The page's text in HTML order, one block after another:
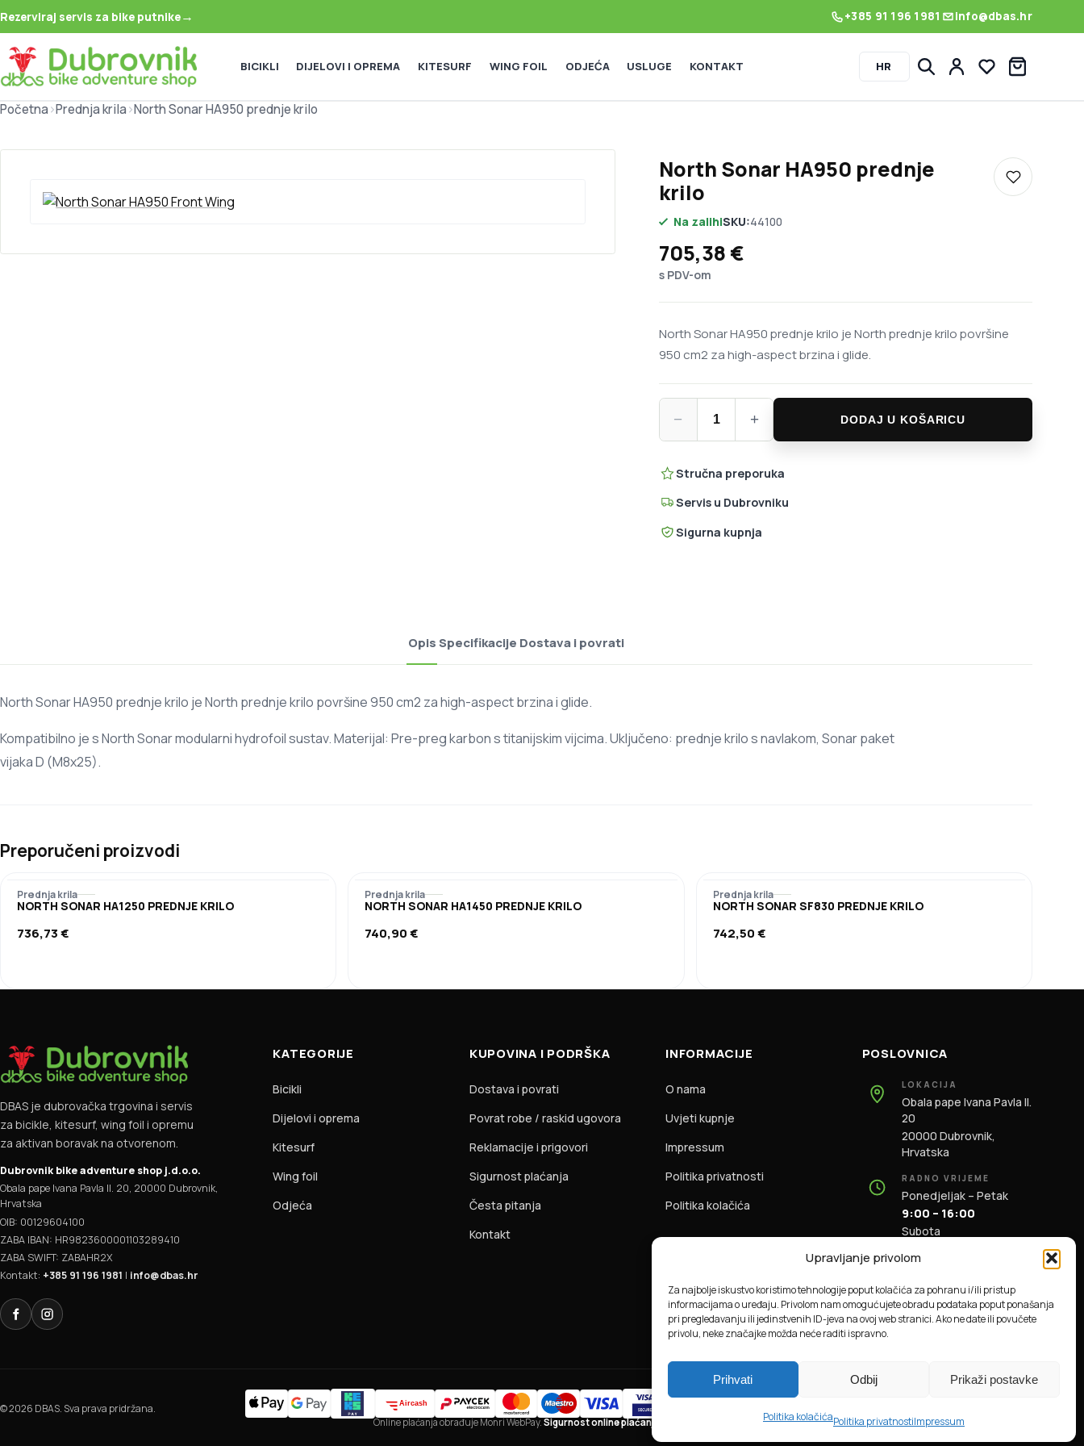
Upravljanje privolom
Za najbolje iskustvo koristimo tehnologije poput kolačića za pohranu i/ili pristup
informacijama o uređaju. Privolom nam omogućujete obradu podataka poput ponašanja
pri pregledavanju ili jedinstvenih ID-jeva na ovoj web stranici. Ako ne date ili povučete
privolu, neke značajke možda neće raditi ispravno.
Prihvati Odbij Prikaži postavke
Politika kolačićaPolitika privatnostiImpressum
Rezerviraj servis za bike putnike→ +385 91 196 1981 info@dbas.hr
HR Lista želja
BICIKLI DIJELOVI I OPREMA KITESURF WING FOIL ODJEĆA USLUGE KONTAKT
Početna>Prednja krila>North Sonar HA950 prednje krilo
North Sonar HA950 prednje
krilo
Dodaj u
Na zalihiSKU:44100
705,38 €
s PDV-om
North Sonar HA950 prednje krilo je North prednje krilo površine
950 cm2 za high-aspect brzina i glide.
−
North Sonar HA950 prednje krilo količina
+ DODAJ U KOŠARICU
Stručna preporuka
Servis u Dubrovniku
Sigurna kupnja
OpisSpecifikacije Dostava i povrati
North Sonar HA950 prednje krilo je North prednje krilo površine 950 cm2 za high-aspect brzina i glide.
Kompatibilno je s North Sonar modularni hydrofoil sustav. Materijal: Pre-preg karbon s titanijskim vijcima. Uključeno: prednje krilo s navlakom, Sonar paket
vijaka D (M8x25).
Preporučeni proizvodi
Prednja krila
NORTH SONAR HA1250 PREDNJE KRILO
736,73€
Prednja krila
NORTH SONAR HA1450 PREDNJE KRILO
740,90€
Prednja krila
NORTH SONAR SF830 PREDNJE KRILO
742,50€
DBAS je dubrovačka trgovina i servis
za bicikle, kitesurf, wing foil i opremu
za aktivan boravak na otvorenom.
Dubrovnik bike adventure shop j.d.o.o.
Obala pape Ivana Pavla II. 20, 20000 Dubrovnik,
Hrvatska
OIB: 00129604100
ZABA IBAN: HR9823600001103289410
ZABA SWIFT: ZABAHR2X
Kontakt: +385 91 196 1981 | info@dbas.hr
FacebookInstagram
KATEGORIJE
Bicikli
Dijelovi i oprema
Kitesurf
Wing foil
Odjeća
KUPOVINA I PODRŠKA
Dostava i povrati
Povrat robe / raskid ugovora
Reklamacije i prigovori
Sigurnost plaćanja
Česta pitanja
Kontakt
INFORMACIJE
O nama
Uvjeti kupnje
Impressum
Politika privatnosti
Politika kolačića
POSLOVNICA
LOKACIJA
Obala pape Ivana Pavla II.
20
20000 Dubrovnik,
Hrvatska
RADNO VRIJEME
Ponedjeljak – Petak
9:00 – 16:00
Subota
+385 91 196 1981
info@dbas.hr
© 2026 DBAS. Sva prava pridržana.
Online plaćanja obrađuje Monri WebPay. Sigurnost online plaćanja